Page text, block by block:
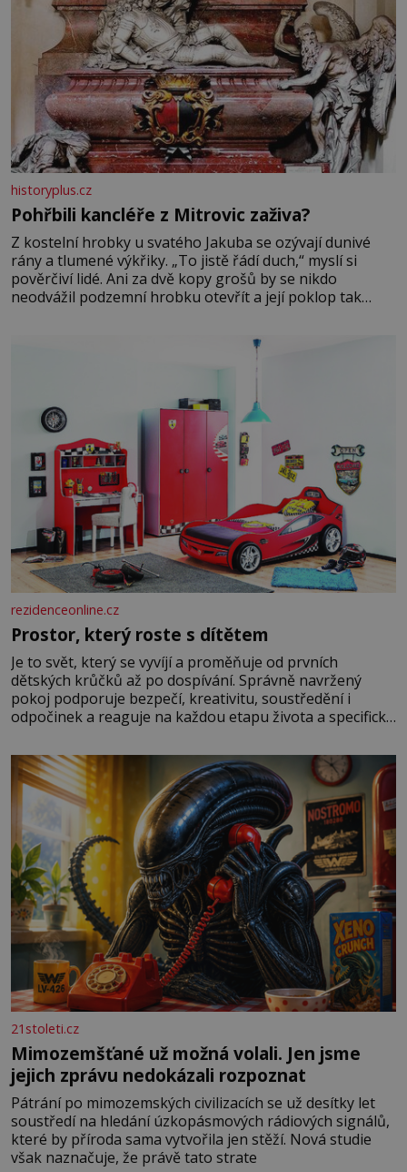
historyplus.cz
Pohřbili kancléře z Mitrovic zaživa?
Z kostelní hrobky u svatého Jakuba se ozývají dunivé
rány a tlumené výkřiky. „To jistě řádí duch,“ myslí si
pověrčiví lidé. Ani za dvě kopy grošů by se nikdo
neodvážil podzemní hrobku otevřít a její poklop tak
rezidenceonline.cz
Prostor, který roste s dítětem
Je to svět, který se vyvíjí a proměňuje od prvních
dětských krůčků až po dospívání. Správně navržený
pokoj podporuje bezpečí, kreativitu, soustředění i
odpočinek a reaguje na každou etapu života a specifické
měkkost a bezpečí, proto by pokoj miminka měl působit
především klidně a útulně. Předškolní věk je
21stoleti.cz
Mimozemšťané už možná volali. Jen jsme
jejich zprávu nedokázali rozpoznat
Pátrání po mimozemských civilizacích se už desítky let
soustředí na hledání úzkopásmových rádiových signálů,
které by příroda sama vytvořila jen stěží. Nová studie
však naznačuje, že právě tato strate